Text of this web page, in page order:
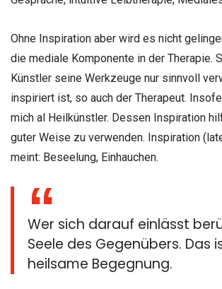
Ohne Inspiration aber wird es nicht
die mediale Komponente in der Therapie.
Künstler seine Werkzeuge nur sinnvoll
inspiriert ist, so auch der Therapeut.
mich al Heilkünstler. Dessen Inspiration
guter Weise zu verwenden. Inspiration
meint: Beseelung, Einhauchen.
Wer sich darauf einlässt
Seele des Gegenübers. Das
heilsame Begegnung.